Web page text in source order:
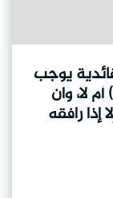
يوجب
لا، وان
إذا رافقه